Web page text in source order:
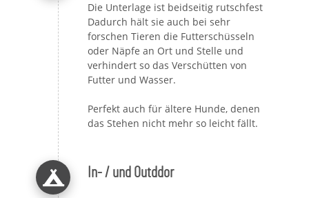
Die Unterlage ist beidseitig rutschfest
Dadurch hält sie auch bei sehr
forschen Tieren die Futterschüsseln
oder Näpfe an Ort und Stelle und
verhindert so das Verschütten von
Futter und Wasser.
Perfekt auch für ältere Hunde, denen
das Stehen nicht mehr so leicht fällt.
In- / und Outddor